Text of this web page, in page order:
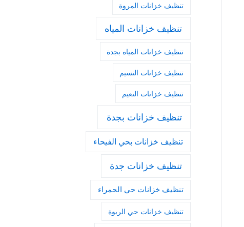
تنظيف خزانات المروة
تنظيف خزانات المياه
تنظيف خزانات المياه بجدة
تنظيف خزانات النسيم
تنظيف خزانات النعيم
تنظيف خزانات بجدة
تنظيف خزانات بحي الفيحاء
تنظيف خزانات جدة
تنظيف خزانات حي الحمراء
تنظيف خزانات حي الربوة